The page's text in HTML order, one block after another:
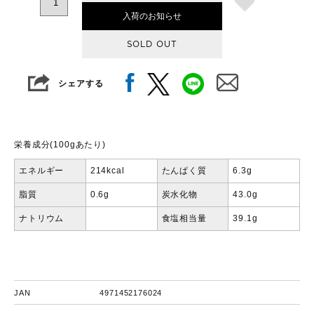
入荷のお知らせ
SOLD OUT
シェアする
栄養成分(100gあたり)
エネルギー 214kcal たんぱく質 6.3g
脂質 0.6g 炭水化物 43.0g
ナトリウム 食塩相当量 39.1g
JAN 4971452176024